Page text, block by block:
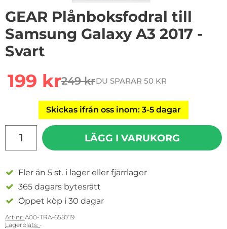
GEAR Plånboksfodral till
Samsung Galaxy A3 2017 -
Svart
rea pris
199 krtidigare pris
249 krDU SPARAR 50 KR
Skickas ifrån oss inom: 3-5 dagar
LÄGG I VARUKORG
Fler än 5 st. i lager eller fjärrlager
365 dagars bytesrätt
Öppet köp i 30 dagar
Art nr: A00-TRA-658719
Lagerplats: -